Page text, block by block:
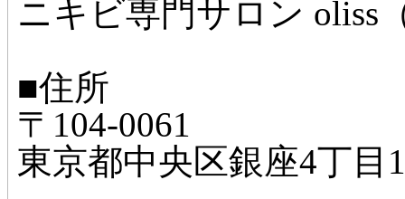
ニキビ専門サロン oliss
■住所
〒104-0061
東京都中央区銀座4丁目